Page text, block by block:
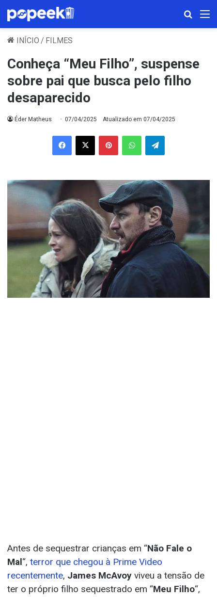
INÍCIO / FILMES
Conheça “Meu Filho”, suspense
sobre pai que busca pelo filho
desaparecido
Éder Matheus 07/04/2025 Atualizado em 07/04/2025
Facebook
X PinterestWhatsAppTelegram
Antes de sequestrar crianças em “Não Fale o
Mal“, terror que chegou à Prime Video
recentemente, James McAvoy viveu a tensão de
ter o próprio filho sequestrado em “Meu Filho“,